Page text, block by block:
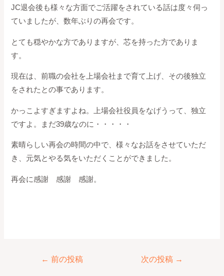
JC退会後も様々な方面でご活躍をされている話は度々伺っ
ていましたが、数年ぶりの再会です。
とても穏やかな方でありますが、芯を持った方でありま
す。
現在は、前職の会社を上場会社まで育て上げ、その後独立
をされたとの事であります。
かっこよすぎますよね。上場会社役員をなげうって、独立
ですよ。まだ39歳なのに・・・・・
素晴らしい再会の時間の中で、様々なお話をさせていただ
き、元気とやる気をいただくことができました。
再会に感謝 感謝 感謝。
← 前の投稿 次の投稿 →